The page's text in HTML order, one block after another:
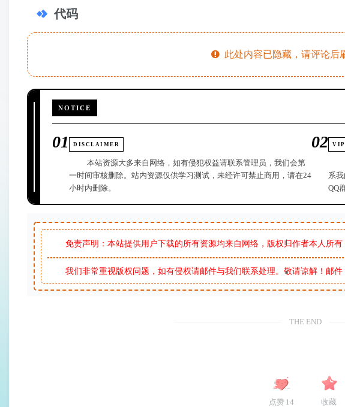
代码
此处内容已隐藏，请评论后
NOTICE
01 DISCLAIMER
本站资源大多来自网络，如有侵犯权益请联系管理员，我们会第
一时间审核删除。站内资源仅供学习测试，未经许可禁止商用，请在24
小时内删除。
02
系我
QQ
免责声明：本站提供用户下载的所有资源均来自网络，版权归作者本人所
我们非常重视版权问题，如有侵权请邮件与我们联系处理。敬请谅解！邮件
THE END
点赞 14 收藏